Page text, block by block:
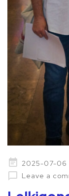
Posted
on
2025-07-06
Leave a